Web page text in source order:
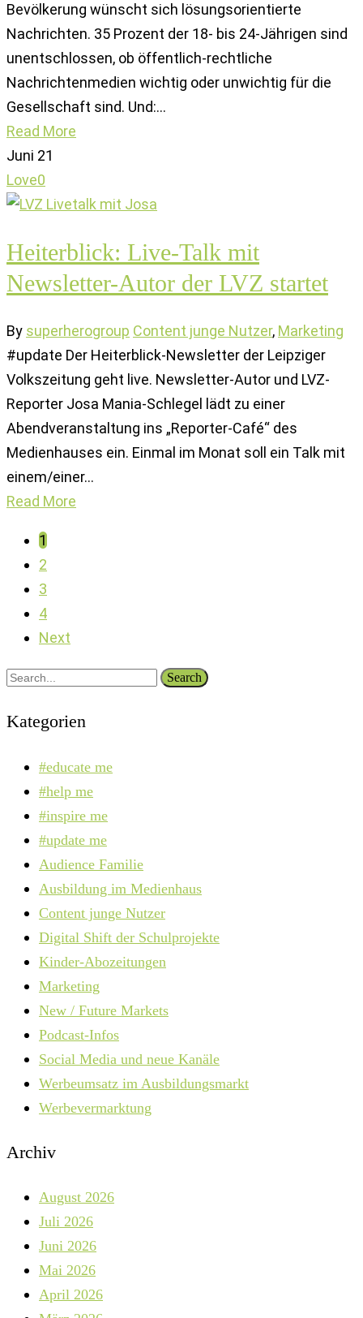
Bevölkerung wünscht sich lösungsorientierte
Nachrichten. 35 Prozent der 18- bis 24-Jährigen sind
unentschlossen, ob öffentlich-rechtliche
Nachrichtenmedien wichtig oder unwichtig für die
Gesellschaft sind. Und:…
Read More
Juni 21
Love0
Heiterblick: Live-Talk mit
Newsletter-Autor der LVZ startet
By superherogroup Content junge Nutzer, Marketing
#update Der Heiterblick-Newsletter der Leipziger
Volkszeitung geht live. Newsletter-Autor und LVZ-
Reporter Josa Mania-Schlegel lädt zu einer
Abendveranstaltung ins „Reporter-Café“ des
Medienhauses ein. Einmal im Monat soll ein Talk mit
einem/einer…
Read More
1
2
3
4
Next
Search
Kategorien
#educate me
#help me
#inspire me
#update me
Audience Familie
Ausbildung im Medienhaus
Content junge Nutzer
Digital Shift der Schulprojekte
Kinder-Abozeitungen
Marketing
New / Future Markets
Podcast-Infos
Social Media und neue Kanäle
Werbeumsatz im Ausbildungsmarkt
Werbevermarktung
Archiv
August 2026
Juli 2026
Juni 2026
Mai 2026
April 2026